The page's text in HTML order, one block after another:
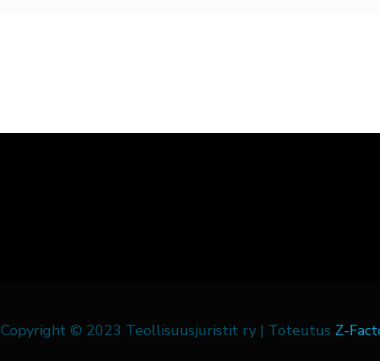
Copyright © 2023 Teollisuusjuristit ry | Toteutus Z-